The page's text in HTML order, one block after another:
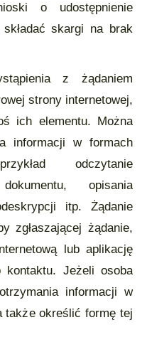
o udostępnienie
skargi na brak
z żądaniem
strony internetowej,
ich elementu. Można
informacji w formach
odczytanie
opisania
itp. Żądanie
zgłaszającej żądanie,
lub aplikację
kontaktu. Jeżeli osoba
informacji w
także określić formę tej